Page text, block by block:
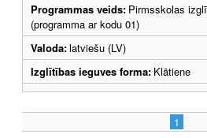
Programmas veids: Pirmsskolas
(programma ar kodu 01)
Valoda:latviešu (LV)
Izglītības ieguves forma: Klātiene
1